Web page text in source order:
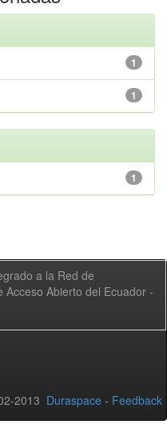
1
1
1
a la Red de
Acceso Abierto del Ecuador -
2013 Duraspace - Feedback